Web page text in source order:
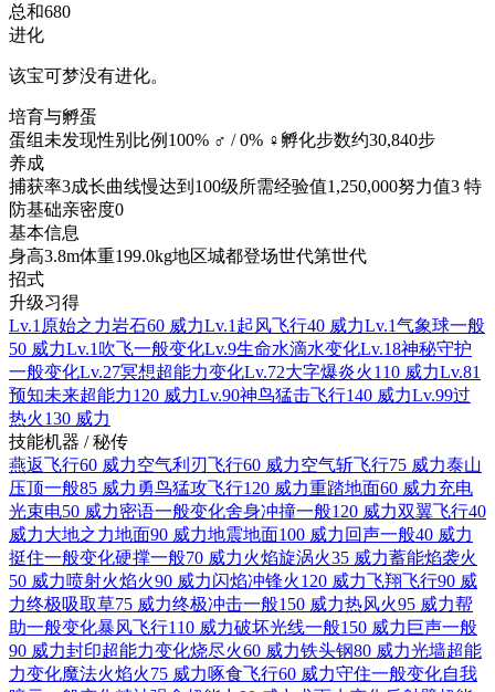
总和680
进化
该宝可梦没有进化。
培育与孵蛋
蛋组 未发现性别比例 100% ♂ / 0% ♀ 孵化步数约30,840步
养成
捕获率3成长曲线慢达到100级所需经验值1,250,000努力值3 特
防基础亲密度0
基本信息
身高3.8m体重199.0kg地区城都登场世代第世代
招式
升级习得
Lv.1 原始之力岩石60 威力Lv.1 起风飞行40 威力Lv.1气象球一般
50 威力Lv.1 吹飞一般变化Lv.9生命水滴水变化Lv.18神秘守护
一般变化Lv.27冥想超能力变化Lv.72大字爆炎火110 威力Lv.81
预知未来超能力120 威力Lv.90神鸟猛击飞行140 威力Lv.99过
热火130 威力
技能机器 / 秘传
燕返飞行60 威力空气利刃飞行60 威力空气斩飞行75 威力泰山
压顶一般85 威力 勇鸟猛攻飞行120 威力重踏地面60 威力充电
光束电50 威力密语一般变化舍身冲撞一般120 威力双翼飞行40
威力大地之力地面90 威力地震地面100 威力 回声一般40 威力
挺住一般变化硬撑一般70 威力火焰旋涡火35 威力蓄能焰袭火
50 威力喷射火焰火90 威力闪焰冲锋火120 威力飞翔飞行90 威
力终极吸取草75 威力终极冲击一般150 威力热风火95 威力帮
助一般变化暴风飞行110 威力破坏光线一般150 威力 巨声一般
90 威力封印超能力变化烧尽火60 威力铁头钢80 威力光墙超能
力变化魔法火焰火75 威力啄食飞行60 威力守住一般变化自我